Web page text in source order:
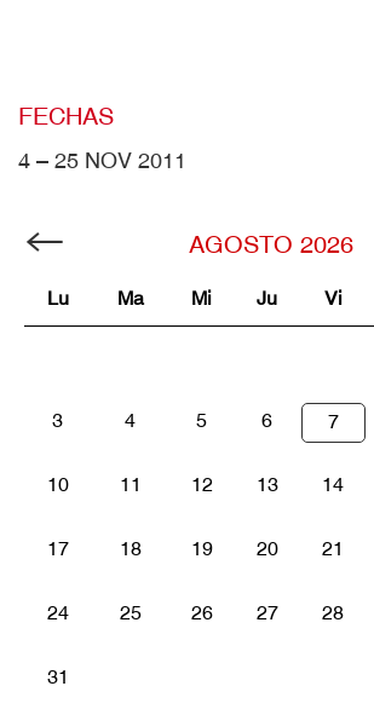
FECHAS
4 – 25 NOV 2011
AGOSTO 2026
Lu Ma Mi Ju Vi
3 4 5 6 7
10 11 12 13 14
17 18 19 20 21
24 25 26 27 28
31